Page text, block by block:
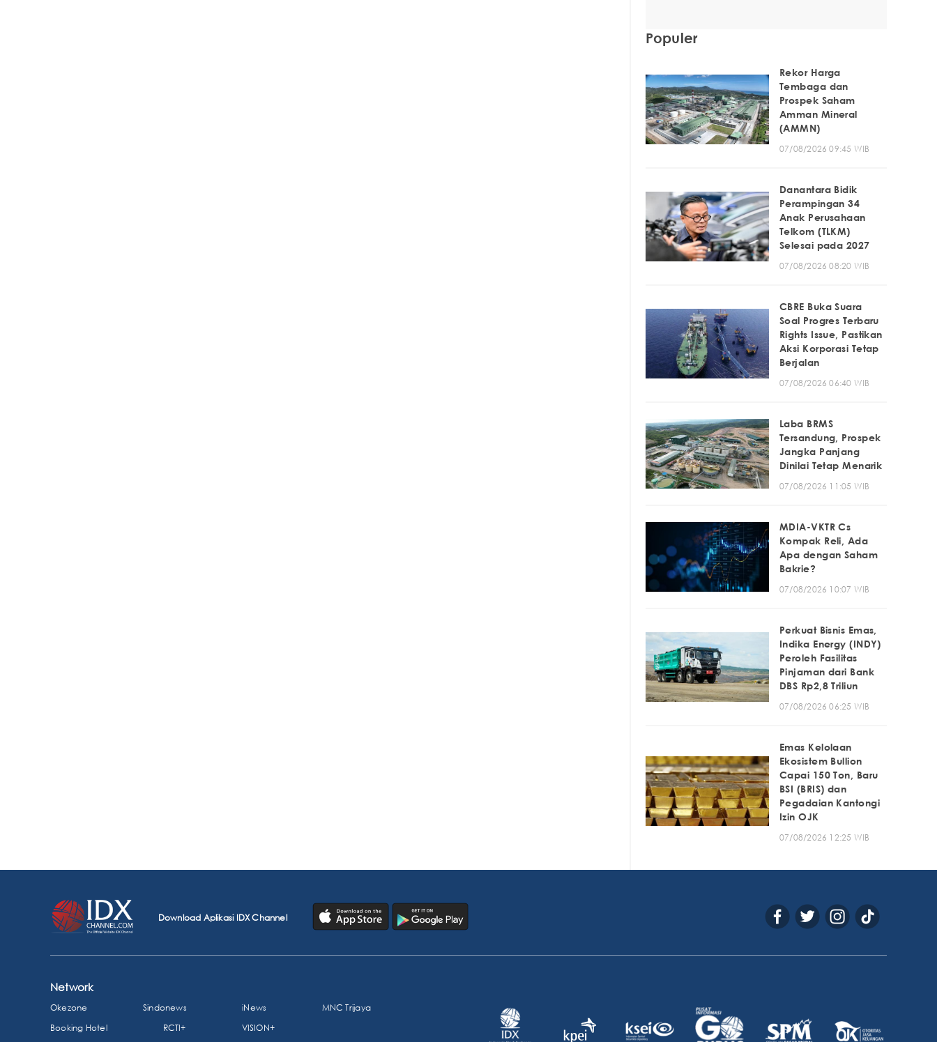
Populer
Rekor Harga
Tembaga dan
Prospek Saham
Amman Mineral
(AMMN)
07/08/2026 09:45 WIB
Danantara Bidik
Perampingan 34
Anak Perusahaan
Telkom (TLKM)
Selesai pada 2027
07/08/2026 08:20 WIB
CBRE Buka Suara
Soal Progres Terbaru
Rights Issue, Pastikan
Aksi Korporasi Tetap
Berjalan
07/08/2026 06:40 WIB
Laba BRMS
Tersandung, Prospek
Jangka Panjang
Dinilai Tetap Menarik
07/08/2026 11:05 WIB
MDIA-VKTR Cs
Kompak Reli, Ada
Apa dengan Saham
Bakrie?
07/08/2026 10:07 WIB
Perkuat Bisnis Emas,
Indika Energy (INDY)
Peroleh Fasilitas
Pinjaman dari Bank
DBS Rp2,8 Triliun
07/08/2026 06:25 WIB
Emas Kelolaan
Ekosistem Bullion
Capai 150 Ton, Baru
BSI (BRIS) dan
Pegadaian Kantongi
Izin OJK
07/08/2026 12:25 WIB
Download Aplikasi IDX Channel
Network
Okezone Sindonews iNews
MNC Trijaya
Booking Hotel
RCTI+ VISION+